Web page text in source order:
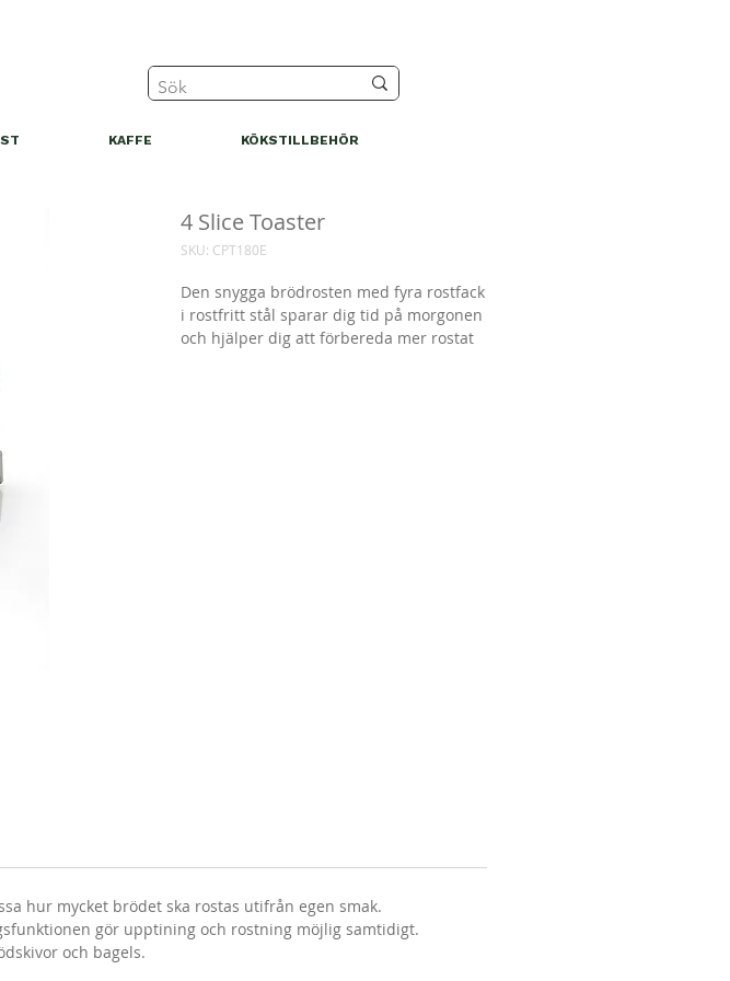
KAFFE KÖKSTILLBEHÖR
4 Slice Toaster
SKU: CPT180E
Den snygga brödrosten med fyra rostfack
i rostfritt stål sparar dig tid på morgonen
och hjälper dig att förbereda mer rostat
hur mycket brödet ska rostas utifrån egen smak.
gör upptining och rostning möjlig samtidigt.
och bagels.